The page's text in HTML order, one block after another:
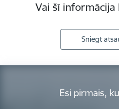
Vai šī informācija
Sniegt
Esi pirmais,